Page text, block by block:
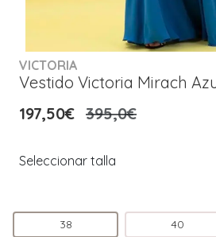
VICTORIA
Vestido Victoria Mirach
197,50€ 395,0€
Seleccionar talla
38 40